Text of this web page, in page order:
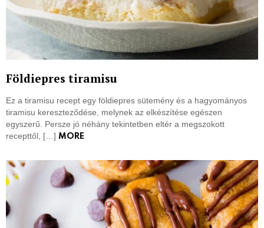
Földiepres tiramisu
Ez a tiramisu recept egy földiepres sütemény és a hagyományos
tiramisu kereszteződése, melynek az elkészítése egészen
egyszerű. Persze jó néhány tekintetben eltér a megszokott
recepttől, […] MORE